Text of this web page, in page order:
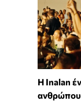
Η Inalan